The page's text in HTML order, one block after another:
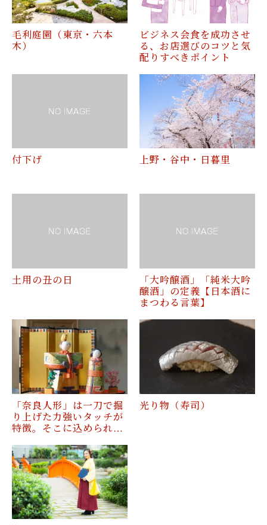
毛利庭園（東京・六本
木）
ビジネス会食を成功させ
る、お店選びのコツと気
配りすべきポイント
付下げ 上野・谷中・日暮里
土用の丑の日
「大吟醸酒」「純米大吟
醸酒」の定義【日本酒に
まつわる言葉】
「奈良人形」は一刀で掘
り上げた力強いタッチが
特徴。そこに込められ…
光り物（寿司）